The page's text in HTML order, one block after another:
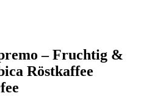
– Fruchtig &
Röstkaffee